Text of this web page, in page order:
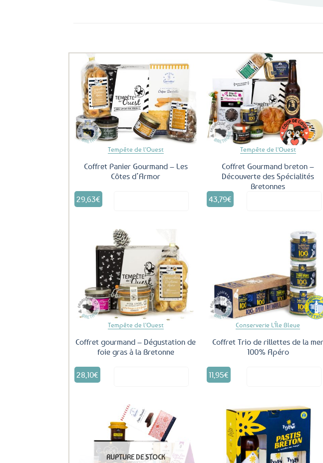
Ajouter
aux
favoris
Tempête de l'Ouest
Coffret Panier Gourmand – Les
Côtes d’Armor
29,63€
Tempête de l'Ouest
Coffret Gourmand breton –
Découverte des Spécialités
Bretonnes
43,79€
Ajouter
aux
favoris
Tempête de l'Ouest
Coffret gourmand – Dégustation de
foie gras à la Bretonne
28,10€
Ajouter
aux
favoris
Conserverie L'Île Bleue
Coffret Trio de rillettes de la mer
100% Apéro
11,95€
Ajouter
aux
favoris
RUPTURE DE STOCK
Ajouter
favoris